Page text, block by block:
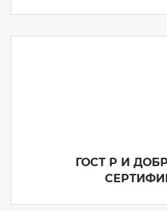
ГОСТ Р И